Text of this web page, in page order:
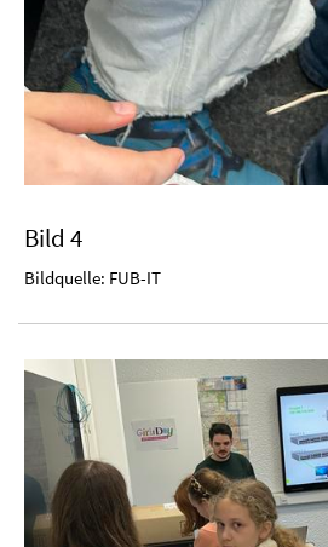
Bild 4
Bildquelle: FUB-IT